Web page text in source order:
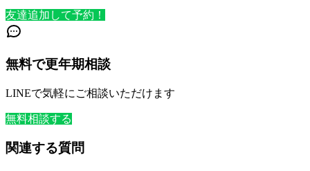
友達追加して予約！
無料で更年期相談
LINEで気軽にご相談いただけます
無料相談する
関連する質問